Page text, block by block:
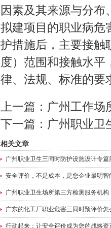
因素及其来源与分布
拟建项目的职业病危
护措施后，主要接触
度）范围和接触水
律、法规、标准的要
上一篇： 广州工作场
下一篇： 广州职业卫
相关文章
广州职业卫生三同时防护设施设计专篇
安全评价，不是成本，是您企业最明智
广州职业卫生场所第三方检测服务机构
广东的化工厂职业危害三同时预评价怎
行动起来：让安全评价成为您的战略资